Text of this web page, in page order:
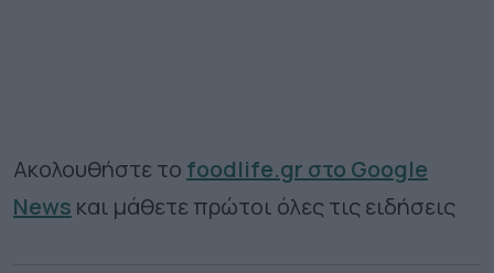
Ακολουθήστε το foodlife.gr στο Google
News και μάθετε πρώτοι όλες τις ειδήσεις